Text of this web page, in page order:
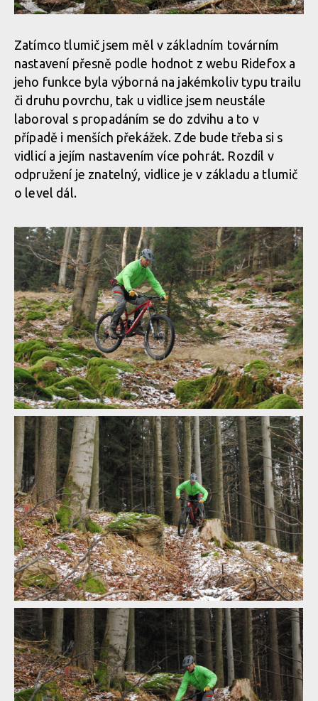
Zatímco tlumič jsem měl v základním továrním
nastavení přesně podle hodnot z webu Ridefox a
jeho funkce byla výborná na jakémkoliv typu trailu
či druhu povrchu, tak u vidlice jsem neustále
laboroval s propadáním se do zdvihu a to v
případě i menších překážek. Zde bude třeba si s
vidlicí a jejím nastavením více pohrát. Rozdíl v
odpružení je znatelný, vidlice je v základu a tlumič
o level dál.
Lapierre Spicy 6.9 CF
Lapierre Spicy 6.9 CF
Lapierre Spicy 6.9 CF
Lapierre Spicy 6.9 CF
Lapierre Spicy 6.9 CF
Lapierre Spicy 6.9 CF
Lapierre Spicy 6.9 CF